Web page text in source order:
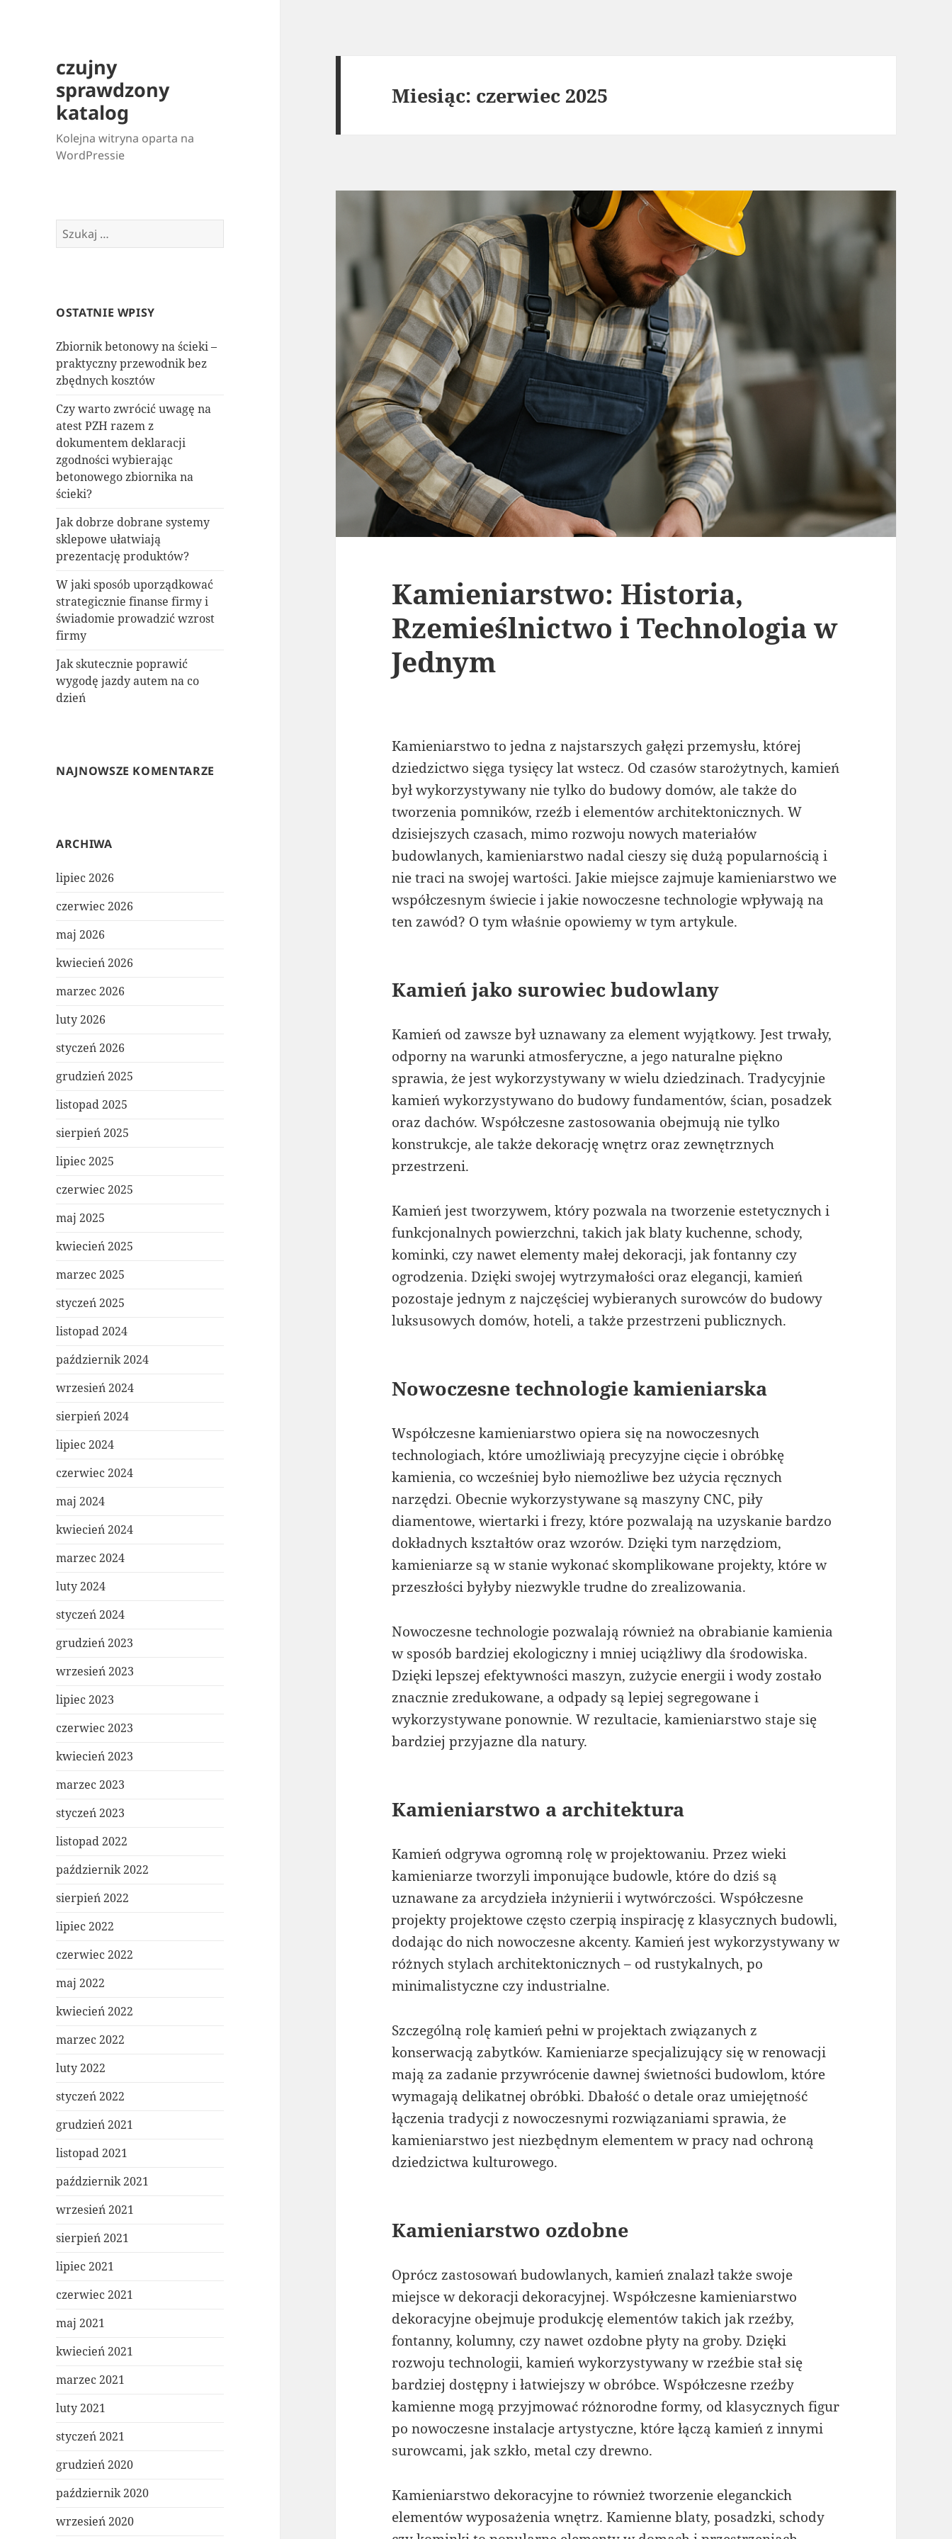
czujny
sprawdzony
katalog
Kolejna witryna oparta na
WordPressie
Szukaj:
OSTATNIE WPISY
Zbiornik betonowy na ścieki –
praktyczny przewodnik bez
zbędnych kosztów
Czy warto zwrócić uwagę na
atest PZH razem z
dokumentem deklaracji
zgodności wybierając
betonowego zbiornika na
ścieki?
Jak dobrze dobrane systemy
sklepowe ułatwiają
prezentację produktów?
W jaki sposób uporządkować
strategicznie finanse firmy i
świadomie prowadzić wzrost
firmy
Jak skutecznie poprawić
wygodę jazdy autem na co
dzień
NAJNOWSZE KOMENTARZE
ARCHIWA
lipiec 2026
czerwiec 2026
maj 2026
kwiecień 2026
marzec 2026
luty 2026
styczeń 2026
grudzień 2025
listopad 2025
sierpień 2025
lipiec 2025
czerwiec 2025
maj 2025
kwiecień 2025
marzec 2025
styczeń 2025
listopad 2024
październik 2024
wrzesień 2024
sierpień 2024
lipiec 2024
czerwiec 2024
maj 2024
kwiecień 2024
marzec 2024
luty 2024
styczeń 2024
grudzień 2023
wrzesień 2023
lipiec 2023
czerwiec 2023
kwiecień 2023
marzec 2023
styczeń 2023
listopad 2022
październik 2022
sierpień 2022
lipiec 2022
czerwiec 2022
maj 2022
kwiecień 2022
marzec 2022
luty 2022
styczeń 2022
grudzień 2021
listopad 2021
październik 2021
wrzesień 2021
sierpień 2021
lipiec 2021
czerwiec 2021
maj 2021
kwiecień 2021
marzec 2021
luty 2021
styczeń 2021
grudzień 2020
październik 2020
wrzesień 2020
Miesiąc: czerwiec 2025
Kamieniarstwo: Historia,
Rzemieślnictwo i Technologia w
Jednym
Kamieniarstwo to jedna z najstarszych gałęzi przemysłu, której
dziedzictwo sięga tysięcy lat wstecz. Od czasów starożytnych, kamień
był wykorzystywany nie tylko do budowy domów, ale także do
tworzenia pomników, rzeźb i elementów architektonicznych. W
dzisiejszych czasach, mimo rozwoju nowych materiałów
budowlanych, kamieniarstwo nadal cieszy się dużą popularnością i
nie traci na swojej wartości. Jakie miejsce zajmuje kamieniarstwo we
współczesnym świecie i jakie nowoczesne technologie wpływają na
ten zawód? O tym właśnie opowiemy w tym artykule.
Kamień jako surowiec budowlany
Kamień od zawsze był uznawany za element wyjątkowy. Jest trwały,
odporny na warunki atmosferyczne, a jego naturalne piękno
sprawia, że jest wykorzystywany w wielu dziedzinach. Tradycyjnie
kamień wykorzystywano do budowy fundamentów, ścian, posadzek
oraz dachów. Współczesne zastosowania obejmują nie tylko
konstrukcje, ale także dekorację wnętrz oraz zewnętrznych
przestrzeni.
Kamień jest tworzywem, który pozwala na tworzenie estetycznych i
funkcjonalnych powierzchni, takich jak blaty kuchenne, schody,
kominki, czy nawet elementy małej dekoracji, jak fontanny czy
ogrodzenia. Dzięki swojej wytrzymałości oraz elegancji, kamień
pozostaje jednym z najczęściej wybieranych surowców do budowy
luksusowych domów, hoteli, a także przestrzeni publicznych.
Nowoczesne technologie kamieniarska
Współczesne kamieniarstwo opiera się na nowoczesnych
technologiach, które umożliwiają precyzyjne cięcie i obróbkę
kamienia, co wcześniej było niemożliwe bez użycia ręcznych
narzędzi. Obecnie wykorzystywane są maszyny CNC, piły
diamentowe, wiertarki i frezy, które pozwalają na uzyskanie bardzo
dokładnych kształtów oraz wzorów. Dzięki tym narzędziom,
kamieniarze są w stanie wykonać skomplikowane projekty, które w
przeszłości byłyby niezwykle trudne do zrealizowania.
Nowoczesne technologie pozwalają również na obrabianie kamienia
w sposób bardziej ekologiczny i mniej uciążliwy dla środowiska.
Dzięki lepszej efektywności maszyn, zużycie energii i wody zostało
znacznie zredukowane, a odpady są lepiej segregowane i
wykorzystywane ponownie. W rezultacie, kamieniarstwo staje się
bardziej przyjazne dla natury.
Kamieniarstwo a architektura
Kamień odgrywa ogromną rolę w projektowaniu. Przez wieki
kamieniarze tworzyli imponujące budowle, które do dziś są
uznawane za arcydzieła inżynierii i wytwórczości. Współczesne
projekty projektowe często czerpią inspirację z klasycznych budowli,
dodając do nich nowoczesne akcenty. Kamień jest wykorzystywany w
różnych stylach architektonicznych – od rustykalnych, po
minimalistyczne czy industrialne.
Szczególną rolę kamień pełni w projektach związanych z
konserwacją zabytków. Kamieniarze specjalizujący się w renowacji
mają za zadanie przywrócenie dawnej świetności budowlom, które
wymagają delikatnej obróbki. Dbałość o detale oraz umiejętność
łączenia tradycji z nowoczesnymi rozwiązaniami sprawia, że
kamieniarstwo jest niezbędnym elementem w pracy nad ochroną
dziedzictwa kulturowego.
Kamieniarstwo ozdobne
Oprócz zastosowań budowlanych, kamień znalazł także swoje
miejsce w dekoracji dekoracyjnej. Współczesne kamieniarstwo
dekoracyjne obejmuje produkcję elementów takich jak rzeźby,
fontanny, kolumny, czy nawet ozdobne płyty na groby. Dzięki
rozwoju technologii, kamień wykorzystywany w rzeźbie stał się
bardziej dostępny i łatwiejszy w obróbce. Współczesne rzeźby
kamienne mogą przyjmować różnorodne formy, od klasycznych figur
po nowoczesne instalacje artystyczne, które łączą kamień z innymi
surowcami, jak szkło, metal czy drewno.
Kamieniarstwo dekoracyjne to również tworzenie eleganckich
elementów wyposażenia wnętrz. Kamienne blaty, posadzki, schody